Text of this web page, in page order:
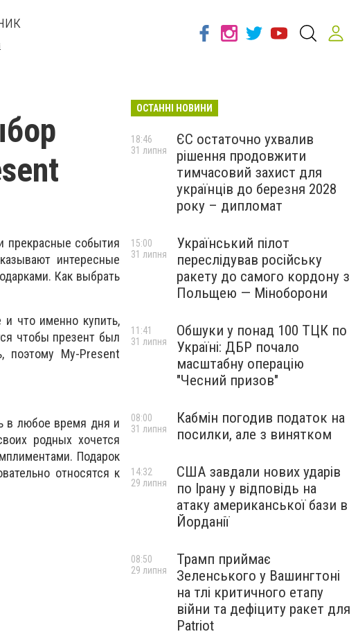
прекрасные события
интересные
Как выбрать
что именно купить,
чтобы презент был
My-Present
в любое время дня и
родных хочется
Подарок
относятся к
ОСТАННІ НОВИНИ
ЄС остаточно ухвалив
рішення продовжити
тимчасовий захист для
українців до березня 2028
року – дипломат
18:46
31 липня
Український пілот
переслідував російську
ракету до самого кордону з
Польщею — Міноборони
15:00
31 липня
Обшуки у понад 100 ТЦК по
Україні: ДБР почало
масштабну операцію
"Чесний призов"
11:41
31 липня
Кабмін погодив податок на
посилки, але з винятком
08:00
31 липня
США завдали нових ударів
по Ірану у відповідь на
атаку американської бази в
Йорданії
14:32
29 липня
Трамп приймає
Зеленського у Вашингтоні
на тлі критичного етапу
війни та дефіциту ракет для
Patriot
08:50
29 липня